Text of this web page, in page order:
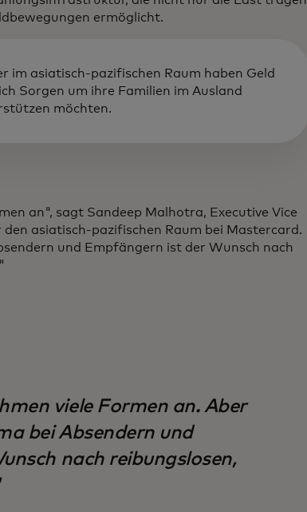
ermöglicht.
im asiatisch-pazifischen Raum haben Geld
Sorgen um ihre Familien im Ausland
möchten.
an", sagt Sandeep Malhotra, Executive Vice
asiatisch-pazifischen Raum bei Mastercard.
und Empfängern ist der Wunsch nach
viele Formen an. Aber
bei Absendern und
nach reibungslosen,